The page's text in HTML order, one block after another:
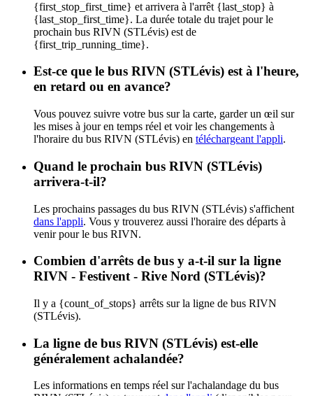
{first_stop_first_time} et arrivera à l'arrêt {last_stop} à
{last_stop_first_time}. La durée totale du trajet pour le
prochain bus RIVN (STLévis) est de
{first_trip_running_time}.
Est-ce que le bus RIVN (STLévis) est à l'heure,
en retard ou en avance?
Vous pouvez suivre votre bus sur la carte, garder un œil sur
les mises à jour en temps réel et voir les changements à
l'horaire du bus RIVN (STLévis) en téléchargeant l'appli.
Quand le prochain bus RIVN (STLévis)
arrivera-t-il?
Les prochains passages du bus RIVN (STLévis) s'affichent
dans l'appli. Vous y trouverez aussi l'horaire des départs à
venir pour le bus RIVN.
Combien d'arrêts de bus y a-t-il sur la ligne
RIVN - Festivent - Rive Nord (STLévis)?
Il y a {count_of_stops} arrêts sur la ligne de bus RIVN
(STLévis).
La ligne de bus RIVN (STLévis) est-elle
généralement achalandée?
Les informations en temps réel sur l'achalandage du bus